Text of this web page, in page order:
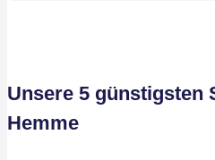
Unsere 5 günstigsten
Hemme